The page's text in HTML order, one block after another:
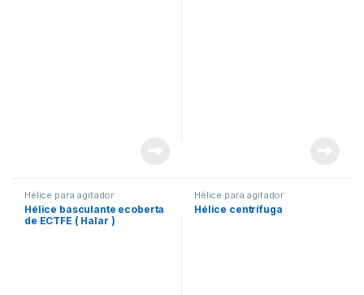
Hélice para agitador
Hélice basculante ecoberta
de ECTFE ( Halar )
Hélice para agitador
Hélice centrífuga